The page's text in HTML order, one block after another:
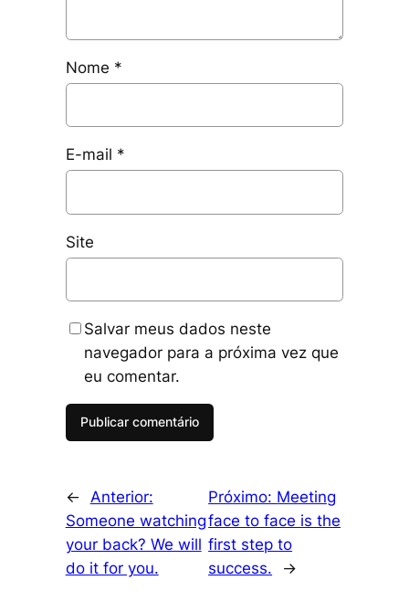
Nome *
E-mail *
Site
Salvar meus dados neste
navegador para a próxima vez que
eu comentar.
← Anterior:
Someone watching
your back? We will
do it for you.
Próximo: Meeting
face to face is the
first step to
success.
→